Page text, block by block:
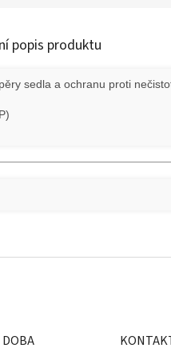
popis produktu
sedla a ochranu proti